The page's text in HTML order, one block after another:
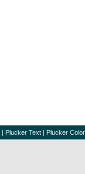
| Plucker Text | Plucker Color